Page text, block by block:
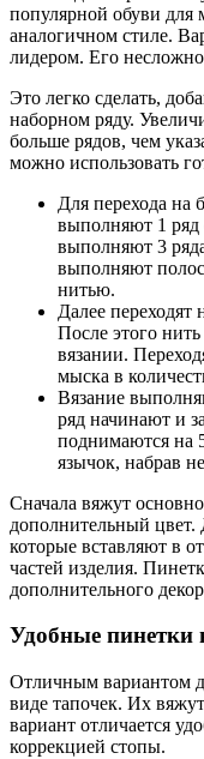
популярной обуви для
аналогичном стиле.
лидером. Его
Это легко сделать,
наборном ряду.
больше рядов, чем
можно использовать
Для перехода на
выполняют 1 ряд
выполняют 3
выполняют
нитью.
Далее переходят
После этого
вязании.
мыска в
Вязание
ряд начинают и
поднимаются на
язычок, набрав
Сначала вяжут
дополнительный
которые вставляют в
частей изделия.
дополнительного
Удобные пинетки
Отличным вариантом
виде тапочек. Их
вариант отличается
коррекцией стопы.